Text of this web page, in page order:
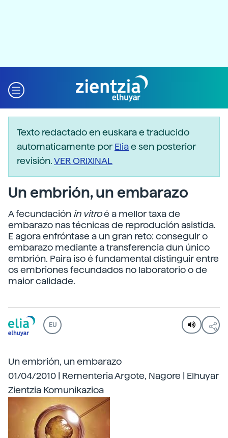
Texto redactado en euskara e traducido
automaticamente porEliae sen posterior
revisión.VER ORIXINAL
Un embrión, un embarazo
A fecundación in vitroé a mellor taxa de
embarazo nas técnicas de reprodución asistida.
E agora enfróntase a un gran reto: conseguir o
embarazo mediante a transferencia dun único
embrión. Paira iso é fundamental distinguir entre
os embriones fecundados no laboratorio o de
maior calidade.
EU
Un embrión, un embarazo
01/04/2010 | Rementeria Argote, Nagore | Elhuyar
Zientzia Komunikazioa